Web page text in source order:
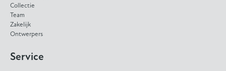
Collectie
Team
Zakelijk
Ontwerpers
Service